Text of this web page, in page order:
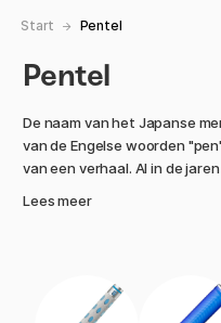
Start Pentel
Pentel
De naam van het Japanse
van de Engelse woorden
van een verhaal. Al in de
assortiment van Pentel vind
vulpennen en
Lees meer